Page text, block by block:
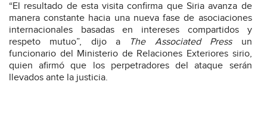
“El resultado de esta visita confirma que Siria avanza de
manera constante hacia una nueva fase de asociaciones
internacionales basadas en intereses compartidos y
respeto mutuo”, dijo a
The Associated Pressun
funcionario del Ministerio de Relaciones Exteriores sirio,
quien afirmó que los perpetradores del ataque serán
llevados ante la justicia.